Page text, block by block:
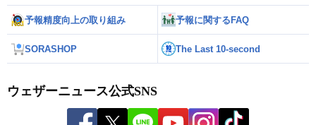
予報精度向上の取り組み 予報に関するFAQ
SORASHOP The Last 10-second
ウェザーニュース公式SNS